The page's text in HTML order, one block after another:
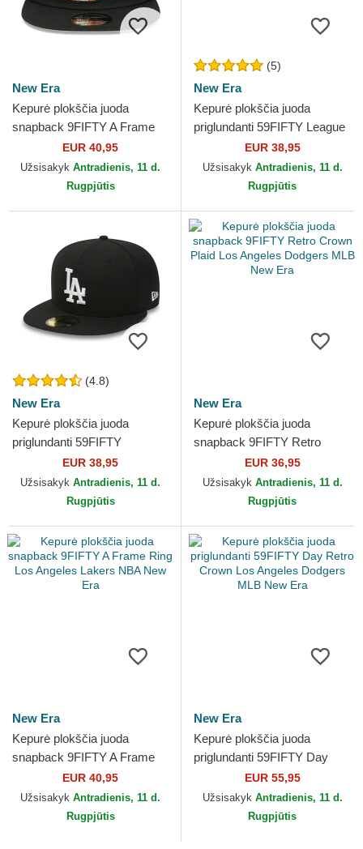
New Era
Kepurė plokščia juoda
snapback 9FIFTY A Frame
Ring Los Angeles Dodgers
MLB New Era
EUR 40,95
Užsisakyk Antradienis, 11 d.
Rugpjūtis
(5)
New Era
Kepurė plokščia juoda
priglundanti 59FIFTY League
Essential Los Angeles
Dodgers MLB New Era
EUR 38,95
Užsisakyk Antradienis, 11 d.
Rugpjūtis
(4.8)
New Era
Kepurė plokščia juoda
priglundanti 59FIFTY
Essential Los Angeles
Dodgers MLB New Era
EUR 38,95
Užsisakyk Antradienis, 11 d.
Rugpjūtis
New Era
Kepurė plokščia juoda
snapback 9FIFTY Retro
Crown Plaid Los Angeles
Dodgers MLB New Era
EUR 36,95
Užsisakyk Antradienis, 11 d.
Rugpjūtis
New Era
Kepurė plokščia juoda
snapback 9FIFTY A Frame
Ring Los Angeles Lakers
NBA New Era
EUR 40,95
Užsisakyk Antradienis, 11 d.
Rugpjūtis
New Era
Kepurė plokščia juoda
priglundanti 59FIFTY Day
Retro Crown Los Angeles
Dodgers MLB New Era
EUR 55,95
Užsisakyk Antradienis, 11 d.
Rugpjūtis